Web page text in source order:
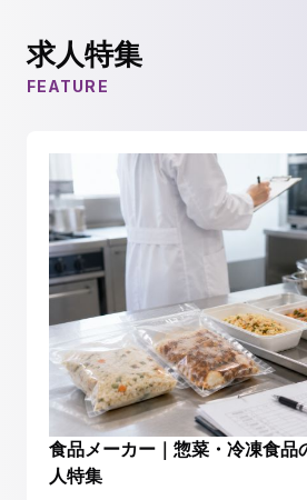
求人特集
FEATURE
食品メーカー｜惣菜・冷凍食品
人特集